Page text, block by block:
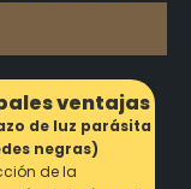
ventajas
de luz parásita
negras)
de la